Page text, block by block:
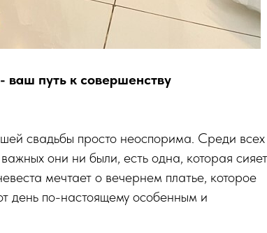
ваш путь к совершенству
свадьбы просто неоспорима. Среди всех
они ни были, есть одна, которая сияет
мечтает о вечернем платье, которое
день по-настоящему особенным и